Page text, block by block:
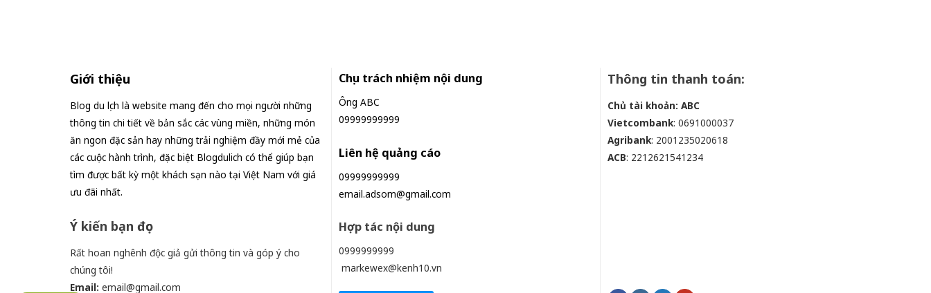
Giới thiệu
Blog du lịch là website mang đến cho mọi người những
thông tin chi tiết về bản sắc các vùng miền, những món
ăn ngon đặc sản hay những trải nghiệm đầy mới mẻ của
các cuộc hành trình, đặc biệt Blogdulich có thể giúp bạn
tìm được bất kỳ một khách sạn nào tại Việt Nam với giá
ưu đãi nhất.
Ý kiến bạn đọc
Rất hoan nghênh độc giả gửi thông tin và góp ý cho
chúng tôi!
Email: email@gmail.com
Chịu trách nhiệm nội dung
Ông ABC
09999999999
Liên hệ quảng cáo
09999999999
email.adsom@gmail.com
Hợp tác nội dung
0999999999
markewex@kenh10.vn
Thông tin thanh toán:
Chủ tài khoản: ABC
Vietcombank: 0691000037
Agribank: 2001235020618
ACB: 2212621541234